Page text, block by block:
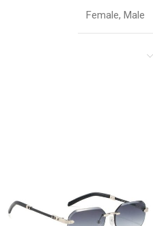
Female, Male